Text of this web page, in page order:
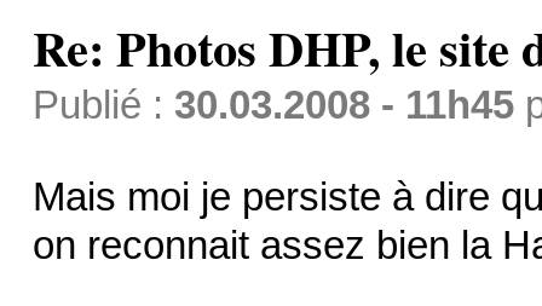
Re: Photos DHP, le site
Publié : 30.03.2008 - 11h45
Mais moi je persiste à dire
on reconnait assez bien la